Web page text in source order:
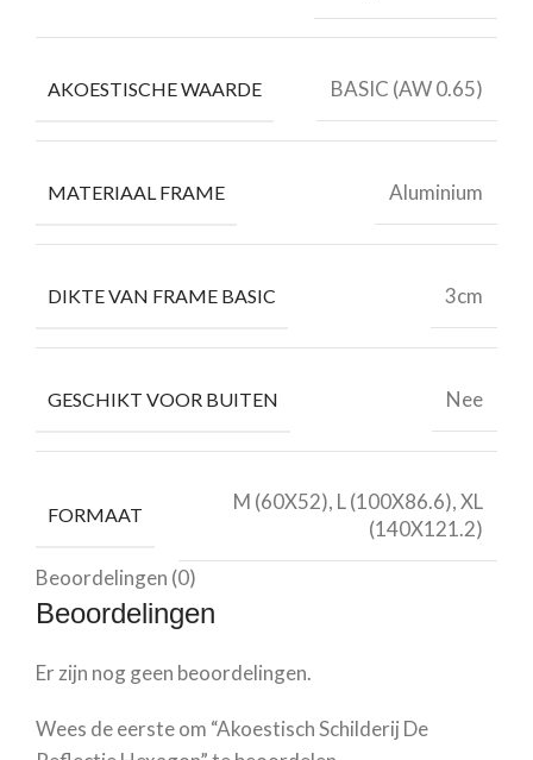
AKOESTISCHE WAARDE BASIC (AW 0.65)
MATERIAAL FRAME Aluminium
DIKTE VAN FRAME BASIC 3cm
GESCHIKT VOOR BUITEN Nee
FORMAAT
M (60X52), L (100X86.6), XL
(140X121.2)
Beoordelingen (0)
Beoordelingen
Er zijn nog geen beoordelingen.
Wees de eerste om “Akoestisch Schilderij De